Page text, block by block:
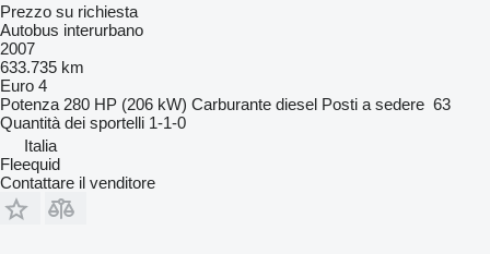
Prezzo su richiesta
Autobus interurbano
2007
633.735 km
Euro 4
Potenza 280 HP (206 kW) Carburante diesel Posti a sedere 63
Quantità dei sportelli 1-1-0
Italia
Fleequid
Contattare il venditore